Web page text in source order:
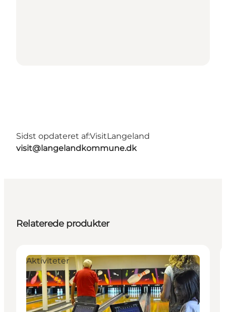
Sidst opdateret af:VisitLangeland
visit@langelandkommune.dk
Relaterede produkter
Aktiviteter